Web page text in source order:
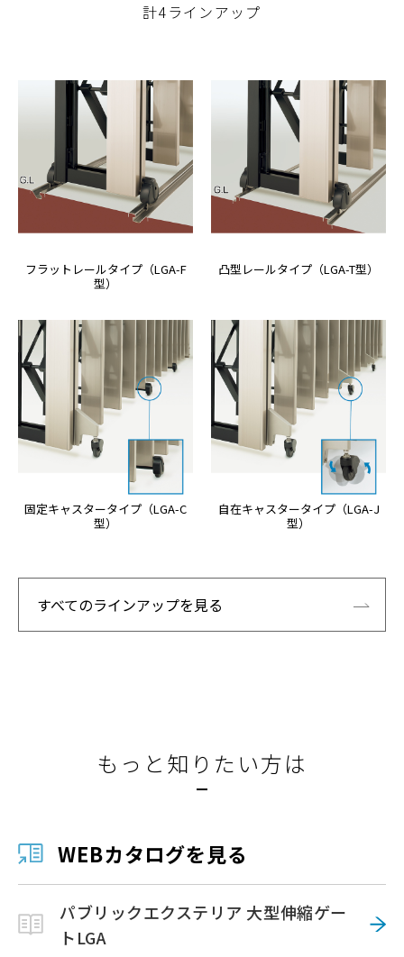
計4ラインアップ
フラットレールタイプ（LGA-F
型）
凸型レールタイプ（LGA-T型）
固定キャスタータイプ（LGA-C
型）
自在キャスタータイプ（LGA-J
型）
すべてのラインアップを見る
もっと知りたい方は
WEBカタログを見る
パブリックエクステリア 大型伸縮ゲー
トLGA